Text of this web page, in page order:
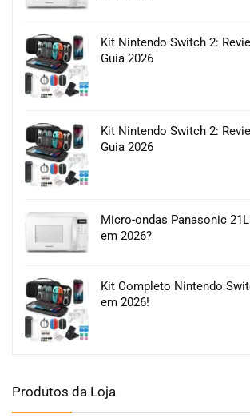
Kit Nintendo Switch 2:
Guia 2026
Kit Nintendo Switch 2:
Guia 2026
Micro-ondas Panasonic
em 2026?
Kit Completo Nintendo
em 2026!
Produtos da Loja